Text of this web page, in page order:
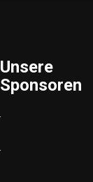
Unsere
Sponsoren